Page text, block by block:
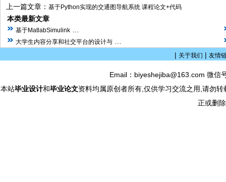
上一篇文章： 基于Python实现的交通图导航系统 课程论文+代码
本类最新文章
基于MatlabSimulink
大学生内容分享和社交平台的设计与
| 关于我们 | 友情
Email：biyeshejiba@163.com 微
本站毕业设计和毕业论文资料均属原创者所有,仅供学习交流之用,请勿
正或删